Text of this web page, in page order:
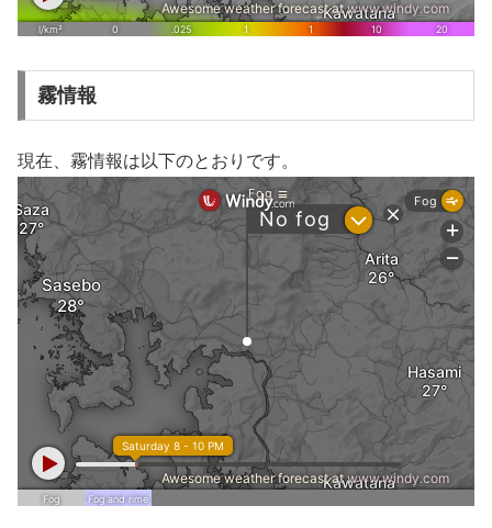
霧情報
現在、霧情報は以下のとおりです。